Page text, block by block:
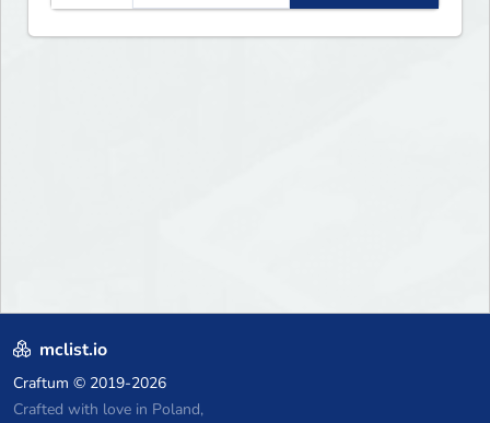
mclist.io
Craftum © 2019-2026
Crafted with love in Poland,